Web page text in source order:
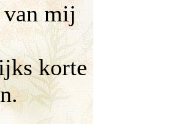
van mij
korte